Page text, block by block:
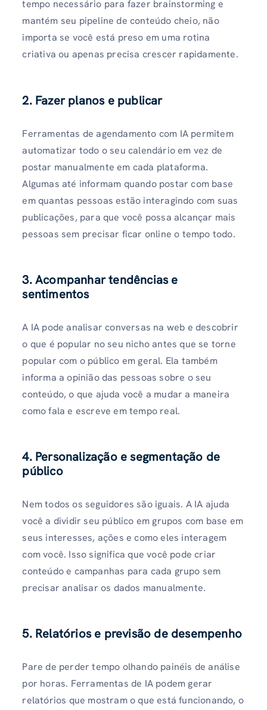
tempo necessário para fazer brainstorming e
mantém seu pipeline de conteúdo cheio, não
importa se você está preso em uma rotina
criativa ou apenas precisa crescer rapidamente.
2. Fazer planos e publicar
Ferramentas de agendamento com IA permitem
automatizar todo o seu calendário em vez de
postar manualmente em cada plataforma.
Algumas até informam quando postar com base
em quantas pessoas estão interagindo com suas
publicações, para que você possa alcançar mais
pessoas sem precisar ficar online o tempo todo.
3. Acompanhar tendências e
sentimentos
A IA pode analisar conversas na web e descobrir
o que é popular no seu nicho antes que se torne
popular com o público em geral. Ela também
informa a opinião das pessoas sobre o seu
conteúdo, o que ajuda você a mudar a maneira
como fala e escreve em tempo real.
4. Personalização e segmentação de
público
Nem todos os seguidores são iguais. A IA ajuda
você a dividir seu público em grupos com base em
seus interesses, ações e como eles interagem
com você. Isso significa que você pode criar
conteúdo e campanhas para cada grupo sem
precisar analisar os dados manualmente.
5. Relatórios e previsão de desempenho
Pare de perder tempo olhando painéis de análise
por horas. Ferramentas de IA podem gerar
relatórios que mostram o que está funcionando, o